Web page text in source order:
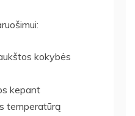
kokybės
kepant
temperatūrą